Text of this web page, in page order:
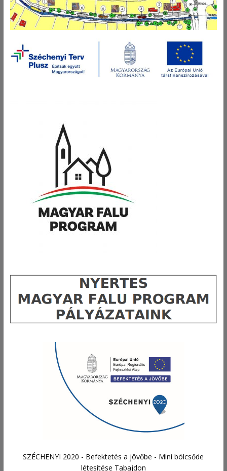
SZÉCHENYI 2020 - Befektetés a jövőbe - Mini bölcsőde
létesítése Tabajdon